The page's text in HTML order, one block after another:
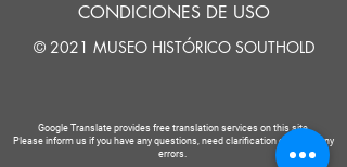
CONDICIONES DE USO
© 2021 MUSEO HISTÓRICO SOUTHOLD
Google Translate provides free translation services on this site.
Please inform us if you have any questions, need clarification or notice any
errors.